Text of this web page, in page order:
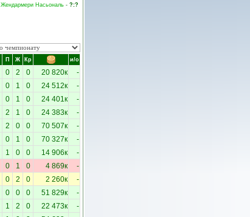
Жендармери Насьональ - ?:?
П Ж Кр и/о
0 2 0 20 820к -
0 1 0 24 512к -
0 1 0 24 401к -
2 1 0 24 383к -
2 0 0 70 507к -
0 1 0 70 327к -
1 0 0 14 906к -
0 1 0 4 869к -
0 2 0 2 260к -
0 0 0 51 829к -
1 2 0 22 473к -